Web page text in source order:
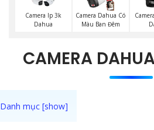
Camera Ip 3k
Dahua
Camera Dahua Có
Màu Ban Đêm
CAMERA